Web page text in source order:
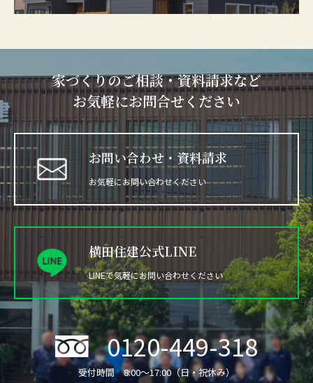
家づくりのご相談・資料請求など
お気軽にお問合せください
お問い合わせ・資料請求
お気軽にお問い合わせください
横田住建公式LINE
LINEで気軽にお問い合わせください
0120-449-318
受付時間 8:00〜17:00（日・祝休み）